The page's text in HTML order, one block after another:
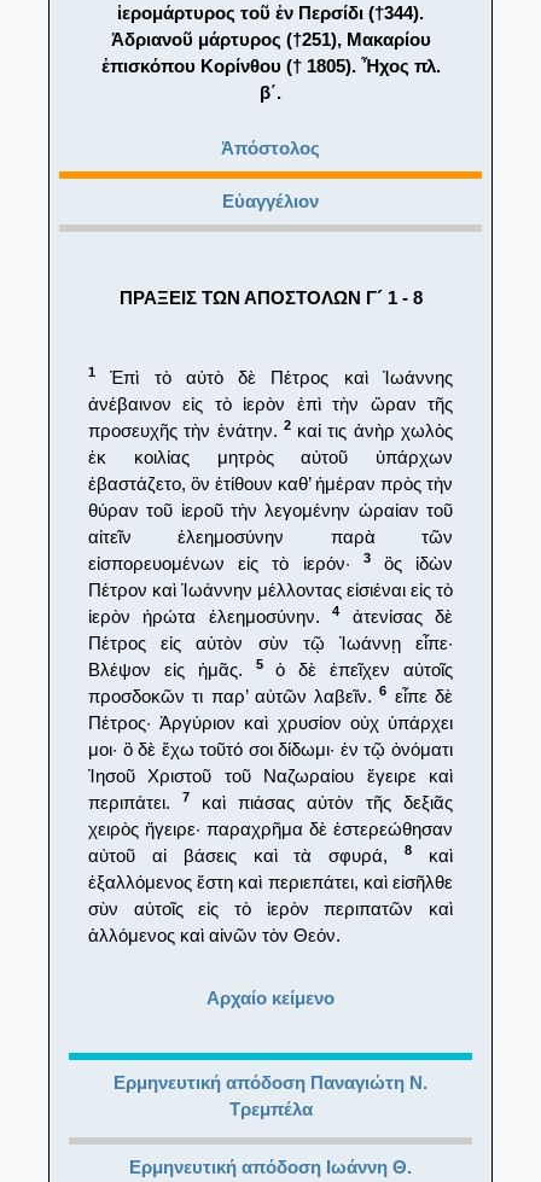
ἱερομάρτυρος τοῦ ἐν Περσίδι (†344).
Ἀδριανοῦ μάρτυρος (†251), Μακαρίου
ἐπισκόπου Κορίνθου († 1805). Ἦχος πλ.
β΄.
Ἀπόστολος
Εὐαγγέλιον
ΠΡΑΞΕΙΣ ΤΩΝ ΑΠΟΣΤΟΛΩΝ Γ´ 1 - 8
1
Ἐπὶ τὸ αὐτὸ δὲ Πέτρος καὶ Ἰωάννης
ἀνέβαινον εἰς τὸ ἱερὸν ἐπὶ τὴν ὥραν τῆς
προσευχῆς τὴν ἐνάτην. 2καί τις ἀνὴρ χωλὸς
ἐκ κοιλίας μητρὸς αὐτοῦ ὑπάρχων
ἐβαστάζετο, ὃν ἐτίθουν καθ’ ἡμέραν πρὸς τὴν
θύραν τοῦ ἱεροῦ τὴν λεγομένην ὡραίαν τοῦ
αἰτεῖν ἐλεημοσύνην παρὰ τῶν
εἰσπορευομένων εἰς τὸ ἱερόν·
3ὃς ἰδὼν
Πέτρον καὶ Ἰωάννην μέλλοντας εἰσιέναι εἰς τὸ
ἱερὸν ἠρώτα ἐλεημοσύνην.4
ἀτενίσας δὲ
Πέτρος εἰς αὐτὸν σὺν τῷ Ἰωάννῃ εἶπε·
Βλέψον εἰς ἡμᾶς.
5ὁ δὲ ἐπεῖχεν αὐτοῖς
προσδοκῶν τι παρ’ αὐτῶν λαβεῖν.6 εἶπε δὲ
Πέτρος· Ἀργύριον καὶ χρυσίον οὐχ ὑπάρχει
μοι· ὃ δὲ ἔχω τοῦτό σοι δίδωμι· ἐν τῷ ὀνόματι
Ἰησοῦ Χριστοῦ τοῦ Ναζωραίου ἔγειρε καὶ
περιπάτει.
7
καὶ πιάσας αὐτὸν τῆς δεξιᾶς
χειρὸς ἤγειρε· παραχρῆμα δὲ ἐστερεώθησαν
αὐτοῦ αἱ βάσεις καὶ τὰ σφυρά,8
καὶ
ἐξαλλόμενος ἔστη καὶ περιεπάτει, καὶ εἰσῆλθε
σὺν αὐτοῖς εἰς τὸ ἱερὸν περιπατῶν καὶ
ἁλλόμενος καὶ αἰνῶν τὸν Θεόν.
Αρχαίο κείμενο
Ερμηνευτική απόδοση Παναγιώτη Ν.
Τρεμπέλα
Ερμηνευτική απόδοση Ιωάννη Θ.